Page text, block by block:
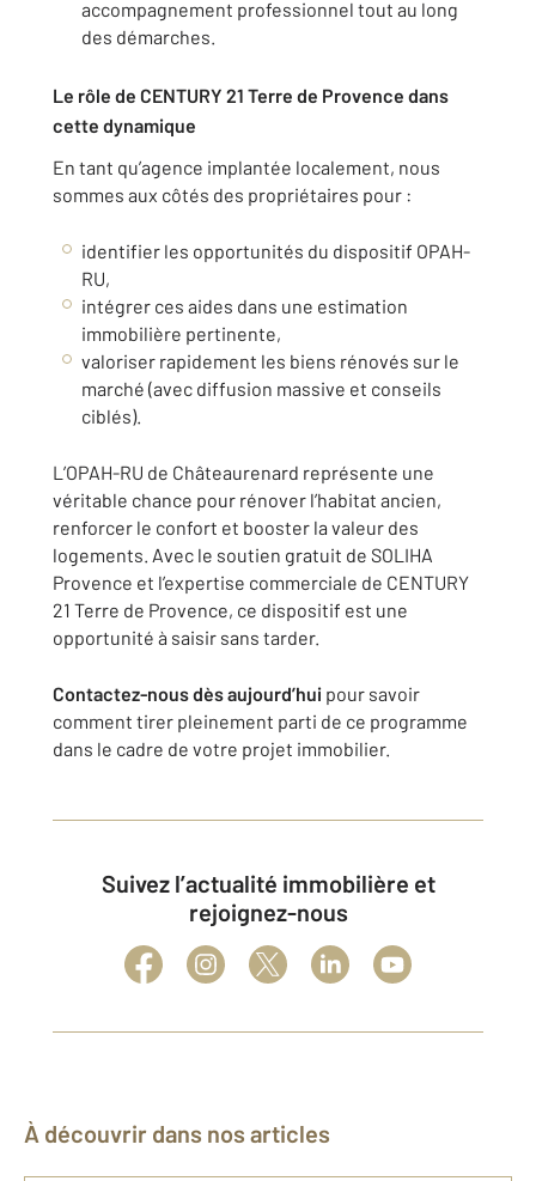
accompagnement professionnel tout au long
des démarches.
Le rôle de CENTURY 21 Terre de Provence dans
cette dynamique
En tant qu’agence implantée localement, nous
sommes aux côtés des propriétaires pour :
identifier les opportunités du dispositif OPAH-
RU,
intégrer ces aides dans une estimation
immobilière pertinente,
valoriser rapidement les biens rénovés sur le
marché (avec diffusion massive et conseils
ciblés).
L’OPAH-RU de Châteaurenard représente une
véritable chance pour rénover l’habitat ancien,
renforcer le confort et booster la valeur des
logements. Avec le soutien gratuit de SOLIHA
Provence et l’expertise commerciale de CENTURY
21 Terre de Provence, ce dispositif est une
opportunité à saisir sans tarder.
Contactez-nous dès aujourd’hui pour savoir
comment tirer pleinement parti de ce programme
dans le cadre de votre projet immobilier.
Suivez l’actualité immobilière et
rejoignez-nous
À découvrir dans nos articles